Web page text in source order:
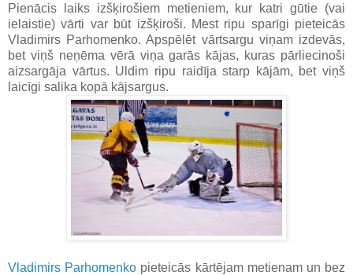
Pienācis laiks izšķirošiem metieniem, kur katri gūtie (vai
ielaistie) vārti var būt izšķiroši. Mest ripu sparīgi pieteicās
Vladimirs Parhomenko. Apspēlēt vārtsargu viņam izdevās,
bet viņš neņēma vērā viņa garās kājas, kuras pārliecinoši
aizsargāja vārtus. Uldim ripu raidīja starp kājām, bet viņš
laicīgi salika kopā kājsargus.
Vladimirs Parhomenko pieteicās kārtējam metienam un bez